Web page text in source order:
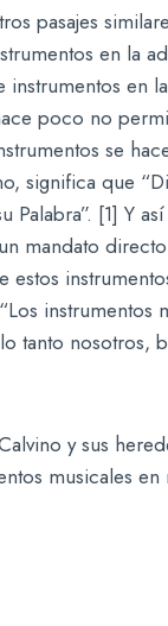
pasajes
en la
en
poco no
se
significa que
[1] Y
mandato
estos
instrumentos
tanto nosotros,
y sus
musicales en